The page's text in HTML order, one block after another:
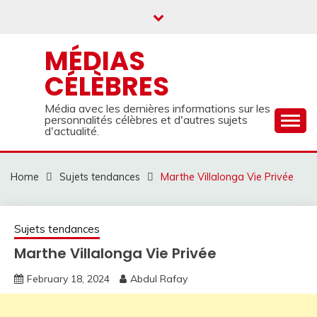
MÉDIAS
CÉLÈBRES
Média avec les dernières informations sur les
personnalités célèbres et d'autres sujets
d'actualité.
Home Sujets tendances Marthe Villalonga Vie Privée
Sujets tendances
Marthe Villalonga Vie Privée
February 18, 2024 Abdul Rafay